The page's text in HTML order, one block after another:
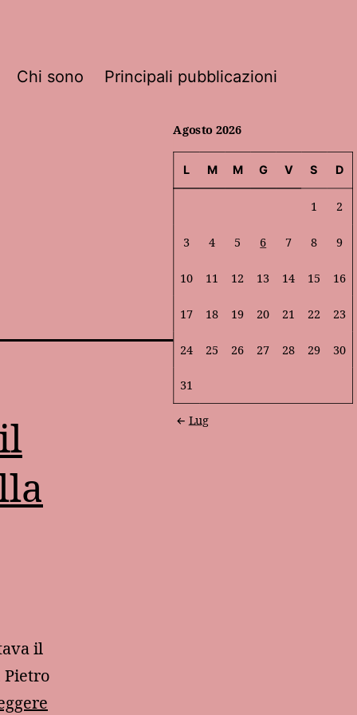
Chi sono Principali pubblicazioni
il
Pietro
Agosto 2026
L M M G V S D
1 2
3 4 5 6 7 8 9
10 11 12 13 14 15 16
17 18 19 20 21 22 23
24 25 26 27 28 29 30
31
Lug